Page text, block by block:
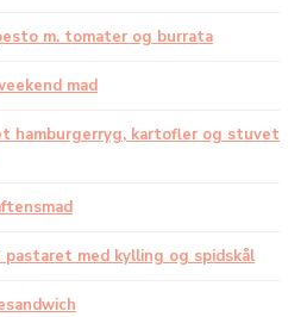
m. tomater og burrata
mad
hamburgerryg, kartofler og stuvet
pastaret med kylling og spidskål